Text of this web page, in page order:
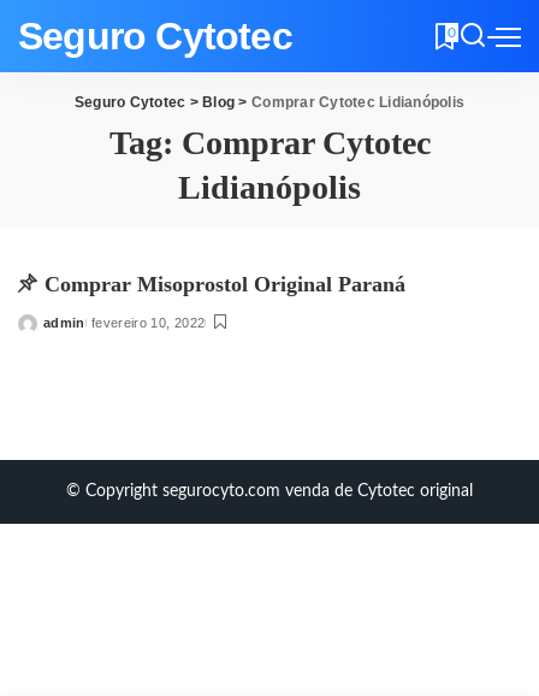
Seguro Cytotec 0
Seguro Cytotec > Blog > Comprar Cytotec Lidianópolis
Tag: Comprar Cytotec
Lidianópolis
Comprar Misoprostol Original Paraná
Posted
admin fevereiro 10, 2022
© Copyright segurocyto.com venda de Cytotec original